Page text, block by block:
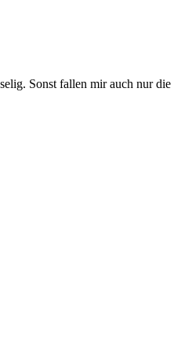
Sonst fallen mir auch nur die